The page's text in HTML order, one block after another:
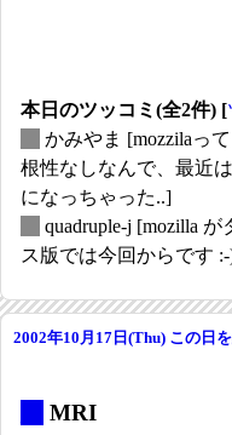
本日のツッコミ(全2件) [
かみやま [mozzilaっ
根性なしなんで、最近
になっちゃった..]
quadruple-j [mozilla が
ス版では今回からです
2002年10月17日(Thu) この日
MRI